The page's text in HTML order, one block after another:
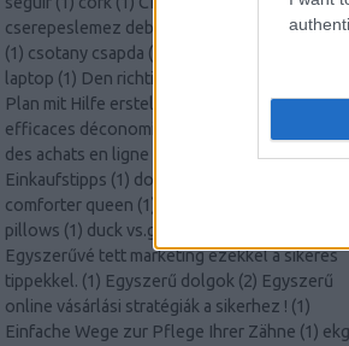
cserepeslemez debrecen
csontvelő
(1) csotany csapda (
laptop (1) Den richtigen Internet-Marketing-
Plan mit Hilfe erstellen
Des moyens
efficaces déconomiser de largent en faisant
des achats en ligne
Die Online-
Einkaufstipps (1) down comforter
comforter queen (1)
pillows (1) duck vs.goose
Egyszerűvé tett marketing ezekkel a sikeres
tippekkel. (1) Egyszerű dolgok (2) Egyszerű
online vásárlási stratégiák a sikerhez ! (1)
Einfache Wege zur Pflege Ihrer Zähne (1) ekg